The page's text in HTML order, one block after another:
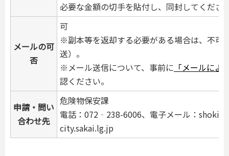
必要な金額の切手を貼付し、同封してくださ
メールの可
否
可
※副本等を返却する必要がある場合は、不可
送）。
※メール送信について、事前に 「メールによ
認ください。
申請・問い
合わせ先
危険物保安課
電話：072‐238-6006、電子メール：shoki
city.sakai.lg.jp